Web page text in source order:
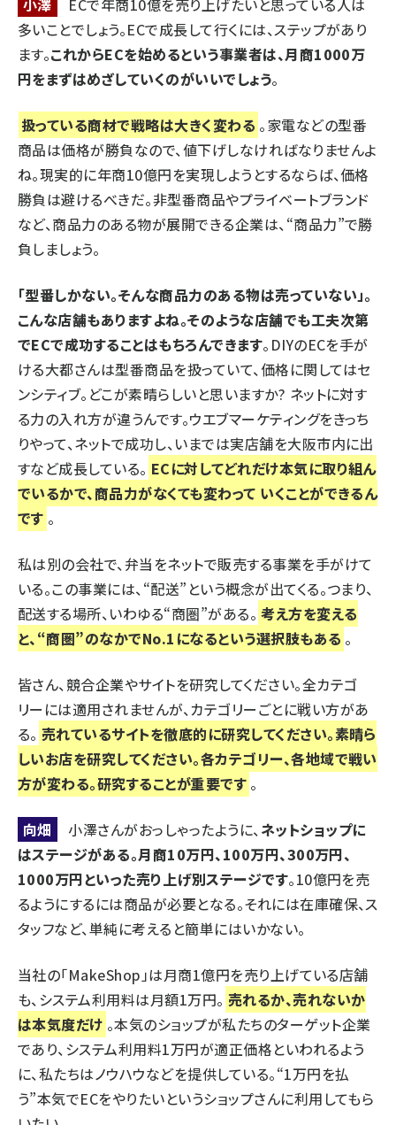
小澤
ECで年商10億を売り上げたいと思っている人は
多いことでしょう。ECで成長して行くには、ステップがあり
ます。これからECを始めるという事業者は、月商1000万
円をまずはめざしていくのがいいでしょう。
扱っている商材で戦略は大きく変わる 。家電などの型番
商品は価格が勝負なので、値下げしなければなりませんよ
ね。現実的に年商10億円を実現しようとするならば、価格
勝負は避けるべきだ。非型番商品やプライベートブランド
など、商品力のある物が展開できる企業は、“商品力”で勝
負しましょう。
「型番しかない。そんな商品力のある物は売っていない」。
こんな店舗もありますよね。そのような店舗でも工夫次第
でECで成功することはもちろんできます。DIYのECを手が
ける大都さんは型番商品を扱っていて、価格に関してはセ
ンシティブ。どこが素晴らしいと思いますか? ネットに対す
る力の入れ方が違うんです。ウエブマーケティングをきっち
りやって、ネットで成功し、いまでは実店舗を大阪市内に出
すなど成長している。 ECに対してどれだけ本気に取り組ん
でいるかで、商品力がなくても変わって いくことができるん
です 。
私は別の会社で、弁当をネットで販売する事業を手がけて
いる。この事業には、“配送”という概念が出てくる。つまり、
配送する場所、いわゆる“商圏”がある。 考え方を変える
と、“商圏”のなかでNo.1になるという選択肢もある 。
皆さん、競合企業やサイトを研究してください。全カテゴ
リーには適用されませんが、カテゴリーごとに戦い方があ
る。 売れているサイトを徹底的に研究してください。素晴ら
しいお店を研究してください。各カテゴリー、各地域で戦い
方が変わる。研究することが重要です 。
向畑 小澤さんがおっしゃったように、ネットショップに
はステージがある。月商10万円、100万円、300万円、
1000万円といった売り上げ別ステージです。10億円を売
るようにするには商品が必要となる。それには在庫確保、ス
タッフなど、単純に考えると簡単にはいかない。
当社の「MakeShop」は月商1億円を売り上げている店舗
も、システム利用料は月額1万円。 売れるか、売れないか
は本気度だけ 。本気のショップが私たちのターゲット企業
であり、システム利用料1万円が適正価格といわれるよう
に、私たちはノウハウなどを提供している。“1万円を払
う”本気でECをやりたいというショップさんに利用してもら